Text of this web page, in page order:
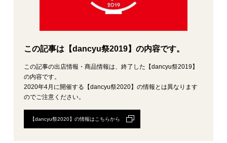
この記事は【dancyu祭2019】の内容です。
この記事の出店情報・商品情報は、終了した【dancyu祭2019】
の内容です。
2020年4月に開催する【dancyu祭2020】の情報とは異なります
のでご注意ください。
【dancyu祭2020】の情報はこちらから